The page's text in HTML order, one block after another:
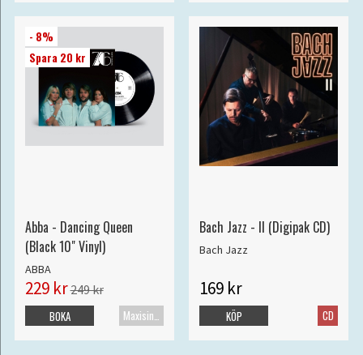
- 8%
Spara 20 kr
Abba - Dancing Queen
(Black 10" Vinyl)
ABBA
229 kr249 kr
Maxisingel
BOKA
Bach Jazz - II (Digipak CD)
Bach Jazz
169 kr
CD
KÖP